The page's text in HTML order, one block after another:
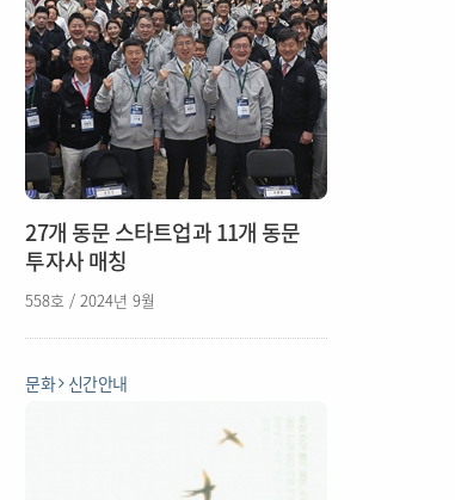
27개 동문 스타트업과 11개 동문
투자사 매칭
558호 / 2024년 9월
문화 신간안내